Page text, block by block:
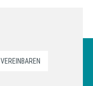
VEREINBAREN